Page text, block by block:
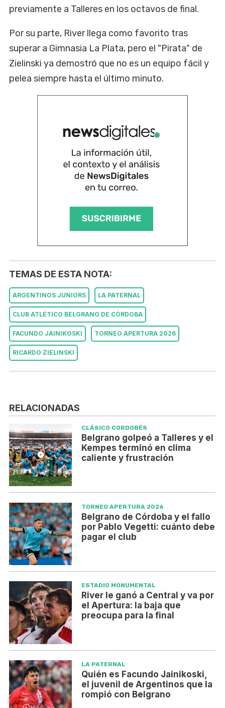
previamente a Talleres en los octavos de final.
Por su parte, River llega como favorito tras
superar a Gimnasia La Plata, pero el "Pirata" de
Zielinski ya demostró que no es un equipo fácil y
pelea siempre hasta el último minuto.
TEMAS DE ESTA NOTA:
ARGENTINOS JUNIORS LA PATERNAL
CLUB ATLÉTICO BELGRANO DE CÓRDOBA
FACUNDO JAINIKOSKI TORNEO APERTURA 2026
RICARDO ZIELINSKI
RELACIONADAS
CLÁSICO CORDOBÉS
Belgrano golpeó a Talleres y el
Kempes terminó en clima
caliente y frustración
TORNEO APERTURA 2026
Belgrano de Córdoba y el fallo
por Pablo Vegetti: cuánto debe
pagar el club
ESTADIO MONUMENTAL
River le ganó a Central y va por
el Apertura: la baja que
preocupa para la final
LA PATERNAL
Quién es Facundo Jainikoski,
el juvenil de Argentinos que la
rompió con Belgrano